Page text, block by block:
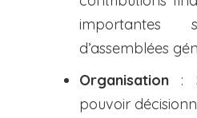
d’assemblées
Organisation :
pouvoir